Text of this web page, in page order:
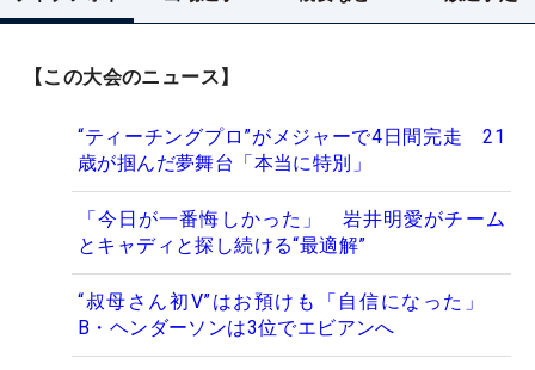
【この大会のニュース】
“ティーチングプロ”がメジャーで4日間完走 21
歳が掴んだ夢舞台「本当に特別」
「今日が一番悔しかった」 岩井明愛がチーム
とキャディと探し続ける“最適解”
“叔母さん初V”はお預けも「自信になった」
B・ヘンダーソンは3位でエビアンへ